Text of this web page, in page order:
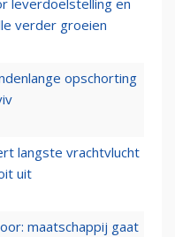
leverdoelstelling en
verder groeien
opschorting
langste vrachtvlucht
uit
maatschappij gaat